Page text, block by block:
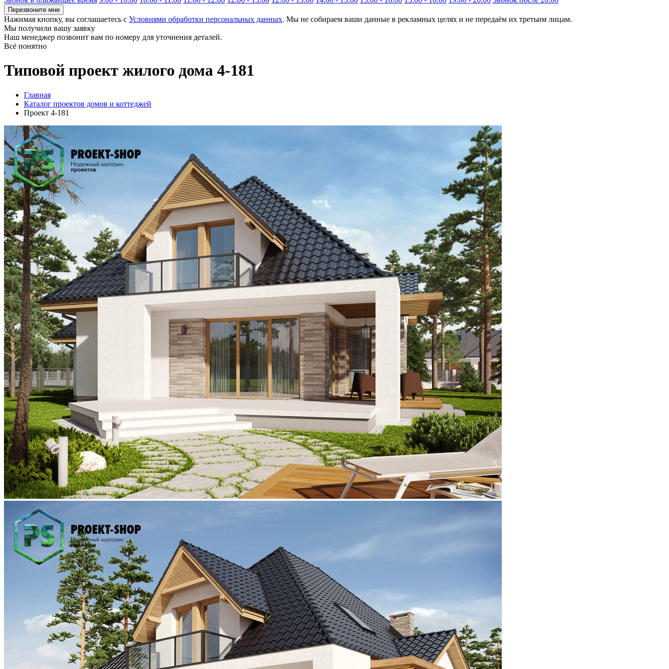
Перезвоните мне
Нажимая кнопку, вы соглашаетесь с Условиями обработки персональных данных. Мы не собираем ваши данные в рекламных целях и не передаём их третьим лицам.
Мы получили вашу заявку
Наш менеджер позвонит вам по номеру для уточнения деталей.
Всё понятно
Типовой проект жилого дома 4-181
Главная
Каталог проектов домов и коттеджей
Проект 4-181